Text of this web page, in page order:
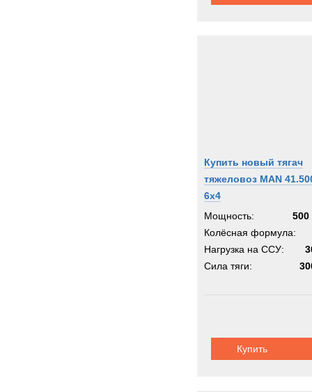
Купить новый тягач
тяжеловоз MAN
6x4
Мощность:
500
Колёсная формула:
Нагрузка на ССУ:
Сила тяги:
Купить